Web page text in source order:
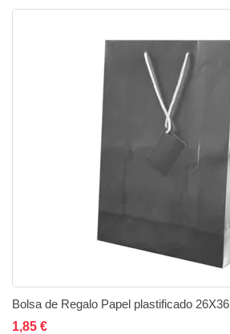
Bolsa de Regalo Papel plastificado 26X36
1,85 €